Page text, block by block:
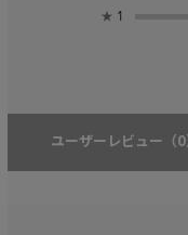
★ 1
ユーザーレビュー （0